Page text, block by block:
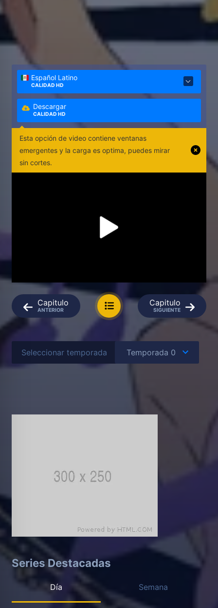
Megumi Noda, la nueva compañera pianista de
Chiaki que se ha autoproclama como su
novia/esposa, insiste en que la llamen "Nodame" y
vive justo al lado de él, creando situaciones cómicas
y disparatadas.
Español Latino
CALIDAD HD
Descargar
CALIDAD HD
Esta opción de video contiene ventanas
emergentes y la carga es optima, puedes mirar
sin cortes.
Capitulo
ANTERIOR
Capitulo
SIGUIENTE
Seleccionar temporada
Series Destacadas
Día Semana